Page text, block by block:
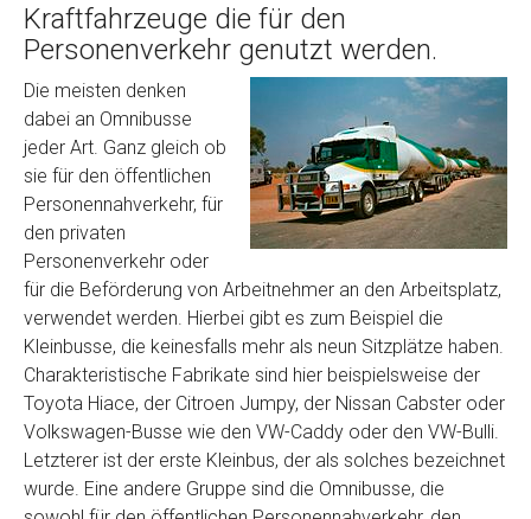
Kraftfahrzeuge die für den
Personenverkehr genutzt werden.
Die meisten denken
dabei an Omnibusse
jeder Art. Ganz gleich ob
sie für den öffentlichen
Personennahverkehr, für
den privaten
Personenverkehr oder
für die Beförderung von Arbeitnehmer an den Arbeitsplatz,
verwendet werden. Hierbei gibt es zum Beispiel die
Kleinbusse, die keinesfalls mehr als neun Sitzplätze haben.
Charakteristische Fabrikate sind hier beispielsweise der
Toyota Hiace, der Citroen Jumpy, der Nissan Cabster oder
Volkswagen-Busse wie den VW-Caddy oder den VW-Bulli.
Letzterer ist der erste Kleinbus, der als solches bezeichnet
wurde. Eine andere Gruppe sind die Omnibusse, die